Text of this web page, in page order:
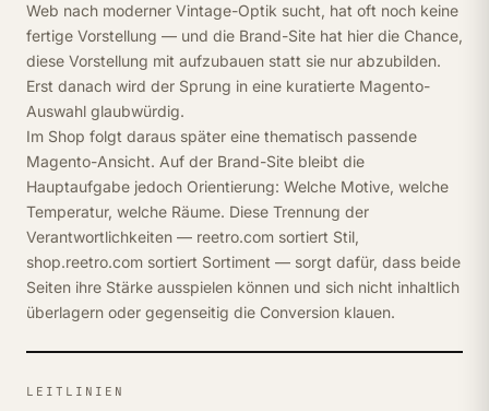
Web nach moderner Vintage-Optik sucht, hat oft noch keine
fertige Vorstellung — und die Brand-Site hat hier die Chance,
diese Vorstellung mit aufzubauen statt sie nur abzubilden.
Erst danach wird der Sprung in eine kuratierte Magento-
Auswahl glaubwürdig.
Im Shop folgt daraus später eine thematisch passende
Magento-Ansicht. Auf der Brand-Site bleibt die
Hauptaufgabe jedoch Orientierung: Welche Motive, welche
Temperatur, welche Räume. Diese Trennung der
Verantwortlichkeiten — reetro.com sortiert Stil,
shop.reetro.com sortiert Sortiment — sorgt dafür, dass beide
Seiten ihre Stärke ausspielen können und sich nicht inhaltlich
überlagern oder gegenseitig die Conversion klauen.
LEITLINIEN